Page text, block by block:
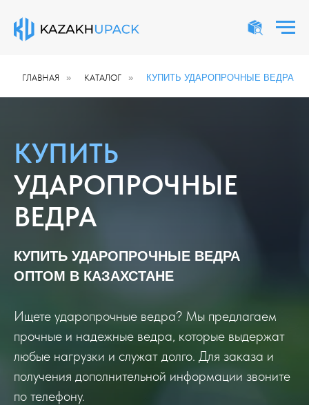
ГЛАВНАЯ » КАТАЛОГ » КУПИТЬ УДАРОПРОЧНЫЕ ВЕДРА
КУПИТЬ
УДАРОПРОЧНЫЕ
ВЕДРА
КУПИТЬ УДАРОПРОЧНЫЕ ВЕДРА
ОПТОМ В КАЗАХСТАНЕ
Ищете ударопрочные ведра? Мы предлагаем
прочные и надежные ведра, которые выдержат
любые нагрузки и служат долго. Для заказа и
получения дополнительной информации звоните
по телефону.